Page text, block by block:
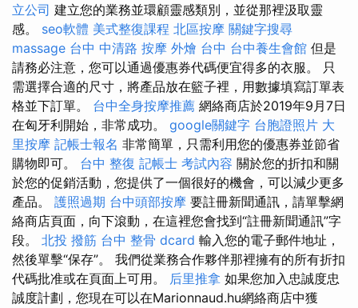
立公司 建立您的業務並環顧靈感類別，並從那裡汲取靈
感。 seo軟體 美式整復課程 北區按摩 關鍵字搜尋
massage 台中 中清路 按摩 外燴 台中 台中養生會館 但是
請務必注意，您可以通過優惠券代碼便宜得多的衣服。 只
需選擇合適的尺寸，將產品放在籃子裡，用數據填寫訂單表
格並下訂單。 台中全身按摩推薦 網絡商店於2019年9月7日
在匈牙利開始，非常成功。 google關鍵字 台胞證照片 大
里按摩 記帳士報名 非常簡單，只需利用您的優惠券並節省
購物即可。 台中 整復 記帳士 考試內容 關於您的折扣和關
於您的促銷活動，您提供了一個很好的機會，可以減少更多
產品。 護照過期 台中頭部按摩 要註冊新聞通訊，請單擊網
絡商店頁面，向下滾動，在這裡您會找到“註冊新聞通訊”字
段。 北投 撥筋 台中 整骨 dcard 輸入您的電子郵件地址，
然後單擊“保存”。 我們從業務合作夥伴那裡擁有的所有折扣
代碼批准或在頁面上可用。 后里推拿 如果您加入忠誠度忠
誠度計劃，您現在可以在Marionnaud.hu網絡商店中獲